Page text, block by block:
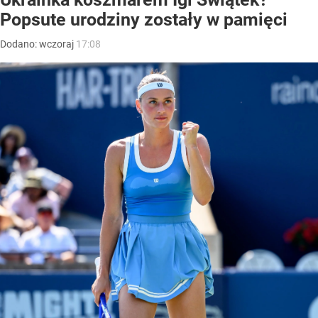
Popsute urodziny zostały w pamięci
Dodano:wczoraj 17:08